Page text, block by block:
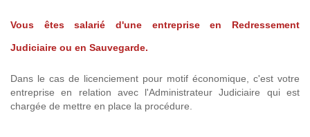
Vous êtes salarié d'une entreprise en Redressement
Judiciaire ou en Sauvegarde.
Dans le cas de licenciement pour motif économique, c'est votre
entreprise en relation avec l'Administrateur Judiciaire qui est
chargée de mettre en place la procédure.